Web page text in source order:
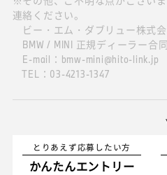
連絡ください。
ビー・エム・ダブリュー株式
BMW / MINI 正規ディーラー合
E-mail：bmw-mini@hito-link.jp
TEL：03-4213-1347
とりあえず応募したい方
かんたんエントリー